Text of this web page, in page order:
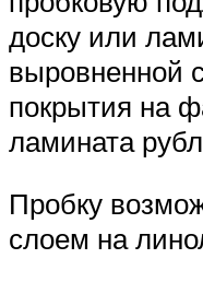
доску или
выровненной
покрытия на
ламината
Пробку
слоем на